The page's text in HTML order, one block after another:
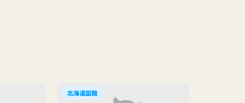
北海道函館